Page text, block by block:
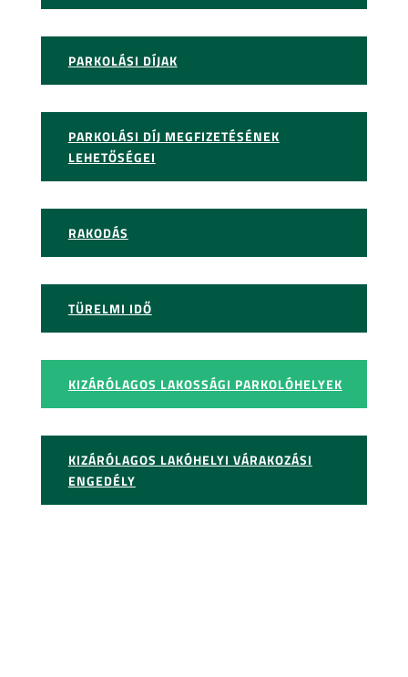
PARKOLÁSI DÍJAK
PARKOLÁSI DÍJ MEGFIZETÉSÉNEK
LEHETŐSÉGEI
RAKODÁS
TÜRELMI IDŐ
KIZÁRÓLAGOS LAKOSSÁGI PARKOLÓHELYEK
KIZÁRÓLAGOS LAKÓHELYI VÁRAKOZÁSI
ENGEDÉLY